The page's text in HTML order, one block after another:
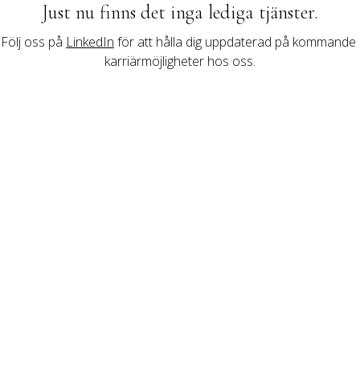
Just nu finns det inga lediga tjänster.
Följ oss på LinkedIn för att hålla dig uppdaterad på kommande
karriärmöjligheter hos oss.